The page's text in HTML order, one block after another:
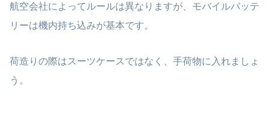
航空会社によってルールは異なりますが、モバイルバッテ
リーは機内持ち込みが基本です。
荷造りの際はスーツケースではなく、手荷物に入れましょ
う。